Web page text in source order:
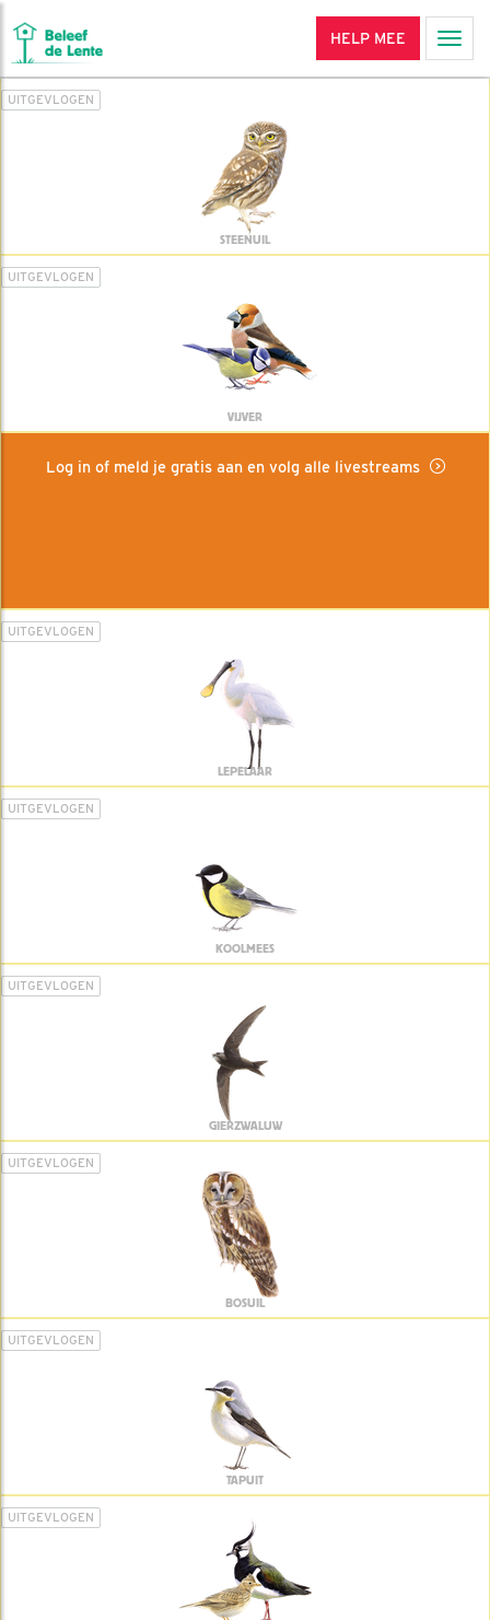
HELP MEE
UITGEVLOGEN
STEENUIL
UITGEVLOGEN
VIJVER
Log in of meld je gratis aan en volg alle livestreams
UITGEVLOGEN
LEPELAAR
UITGEVLOGEN
KOOLMEES
UITGEVLOGEN
GIERZWALUW
UITGEVLOGEN
BOSUIL
UITGEVLOGEN
TAPUIT
UITGEVLOGEN